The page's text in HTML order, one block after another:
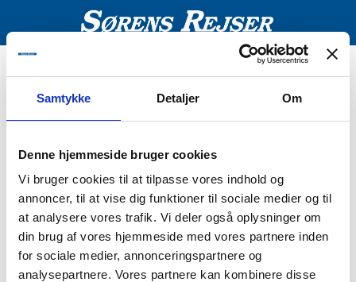
Samtykke Detaljer Om
Denne hjemmeside bruger cookies
Vi bruger cookies til at tilpasse vores indhold og
annoncer, til at vise dig funktioner til sociale medier og til
at analysere vores trafik. Vi deler også oplysninger om
din brug af vores hjemmeside med vores partnere inden
for sociale medier, annonceringspartnere og
analysepartnere. Vores partnere kan kombinere disse
Fejl